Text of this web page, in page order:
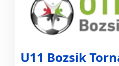
U11 Bozsik